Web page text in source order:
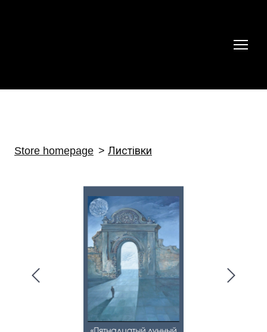
Store homepage Листівки